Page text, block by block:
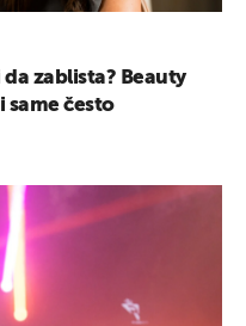
zablista? Beauty
same često